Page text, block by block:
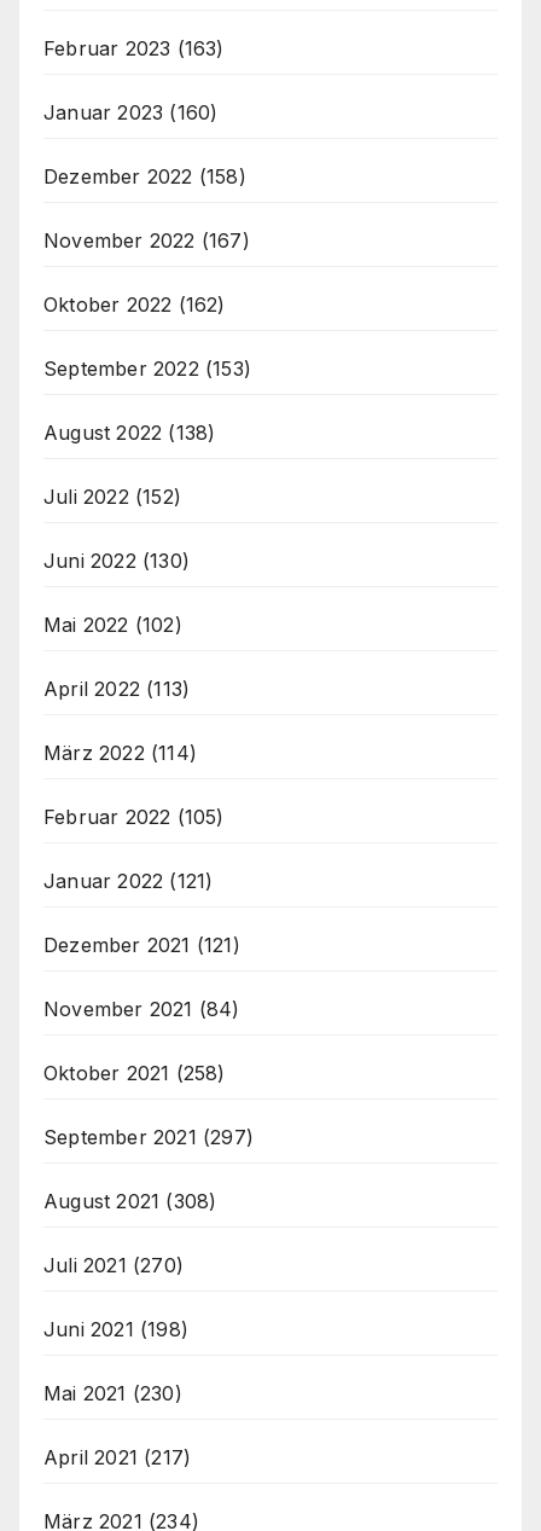
Februar 2023 (163)
Januar 2023 (160)
Dezember 2022 (158)
November 2022 (167)
Oktober 2022 (162)
September 2022 (153)
August 2022 (138)
Juli 2022 (152)
Juni 2022 (130)
Mai 2022 (102)
April 2022 (113)
März 2022 (114)
Februar 2022 (105)
Januar 2022 (121)
Dezember 2021 (121)
November 2021 (84)
Oktober 2021 (258)
September 2021 (297)
August 2021 (308)
Juli 2021 (270)
Juni 2021 (198)
Mai 2021 (230)
April 2021 (217)
März 2021 (234)